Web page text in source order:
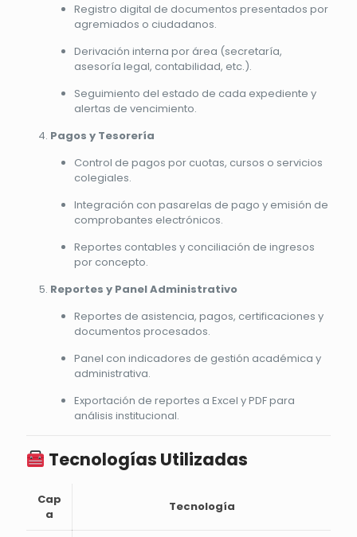
Registro digital de documentos presentados por
agremiados o ciudadanos.
Derivación interna por área (secretaría,
asesoría legal, contabilidad, etc.).
Seguimiento del estado de cada expediente y
alertas de vencimiento.
Pagos y Tesorería
Control de pagos por cuotas, cursos o servicios
colegiales.
Integración con pasarelas de pago y emisión de
comprobantes electrónicos.
Reportes contables y conciliación de ingresos
por concepto.
Reportes y Panel Administrativo
Reportes de asistencia, pagos, certificaciones y
documentos procesados.
Panel con indicadores de gestión académica y
administrativa.
Exportación de reportes a Excel y PDF para
análisis institucional.
Tecnologías Utilizadas
Cap
a
Tecnología